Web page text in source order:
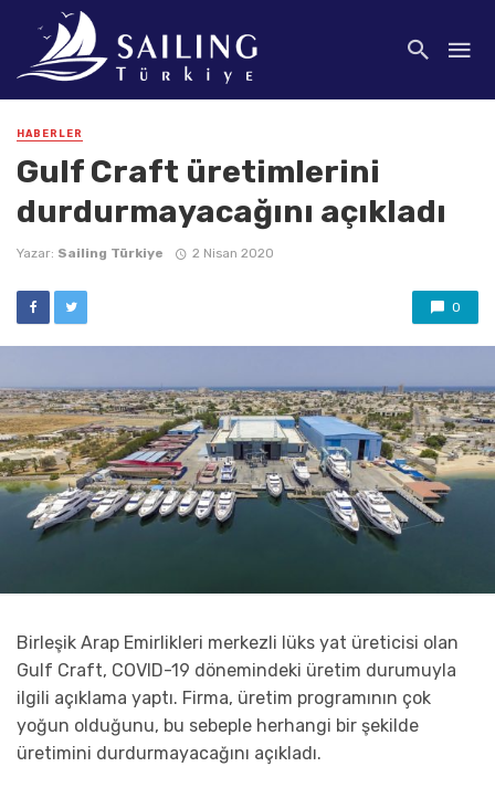
HABERLER
Gulf Craft üretimlerini
durdurmayacağını açıkladı
Yazar: Sailing Türkiye 2 Nisan 2020
0
Birleşik Arap Emirlikleri merkezli lüks yat üreticisi olan
Gulf Craft, COVID-19 dönemindeki üretim durumuyla
ilgili açıklama yaptı. Firma, üretim programının çok
yoğun olduğunu, bu sebeple herhangi bir şekilde
üretimini durdurmayacağını açıkladı.